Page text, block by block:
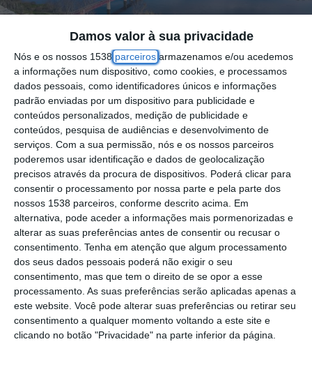
Damos valor à sua privacidade
Nós e os nossos 1538 parceiros armazenamos e/ou acedemos
a informações num dispositivo, como cookies, e processamos
dados pessoais, como identificadores únicos e informações
padrão enviadas por um dispositivo para publicidade e
conteúdos personalizados, medição de publicidade e
conteúdos, pesquisa de audiências e desenvolvimento de
serviços. Com a sua permissão, nós e os nossos parceiros
poderemos usar identificação e dados de geolocalização
precisos através da procura de dispositivos. Poderá clicar para
consentir o processamento por nossa parte e pela parte dos
nossos 1538 parceiros, conforme descrito acima. Em
alternativa, pode aceder a informações mais pormenorizadas e
alterar as suas preferências antes de consentir ou recusar o
consentimento. Tenha em atenção que algum processamento
dos seus dados pessoais poderá não exigir o seu
consentimento, mas que tem o direito de se opor a esse
processamento. As suas preferências serão aplicadas apenas a
este website. Você pode alterar suas preferências ou retirar seu
consentimento a qualquer momento voltando a este site e
clicando no botão "Privacidade" na parte inferior da página.
Portugal e Espanha acordaram definir
caudais diários mínimos para o rio Tejo e
estabelecer também, pela primeira vez,
caudais para o Guadiana, anunciaram hoje
as ministras com a tutela do Ambiente dos
dois países.
A ministra portuguesa, Maria da Graça
Carvalho, e espanhola, Teresa Ribera,
anunciaram ainda um princípio de acordo
para o pagamento a Portugal da água